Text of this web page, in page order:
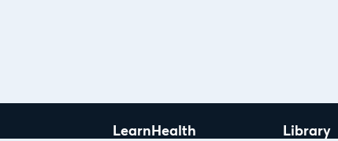
LearnHealth Library